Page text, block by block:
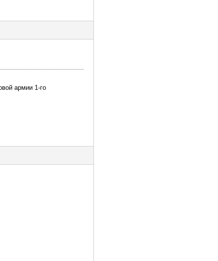
армии 1-го